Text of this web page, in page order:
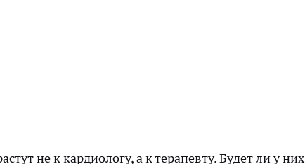
не к кардиологу, а к терапевту. Будет ли у них